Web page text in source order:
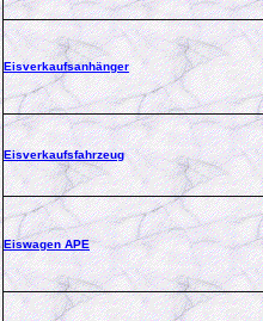
Eisverkaufsanhänger
Eisverkaufsfahrzeug
Eiswagen APE